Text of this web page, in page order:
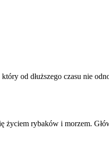
od dłuższego czasu nie
życiem rybaków i morzem.